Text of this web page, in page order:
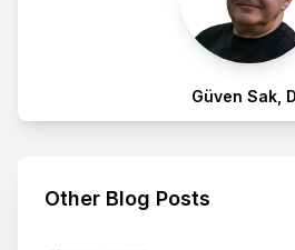
Güven Sak,
Other Blog Posts